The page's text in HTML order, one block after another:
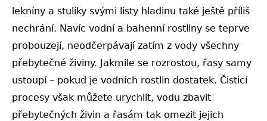
lekníny a stulíky svými listy hladinu také ještě příliš
nechrání. Navíc vodní a bahenní rostliny se teprve
probouzejí, neodčerpávají zatím z vody všechny
přebytečné živiny. Jakmile se rozrostou, řasy samy
ustoupí – pokud je vodních rostlin dostatek. Čisticí
procesy však můžete urychlit, vodu zbavit
přebytečných živin a řasám tak omezit jejich